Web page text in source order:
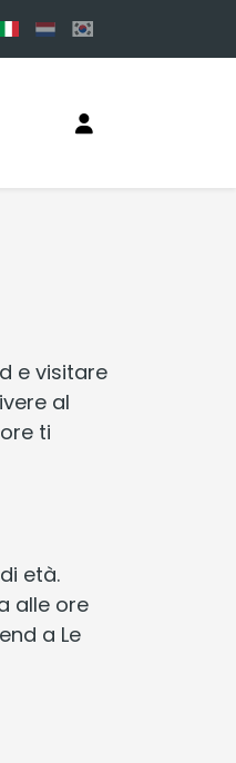
e visitare
al
ti
età.
alle ore
a Le